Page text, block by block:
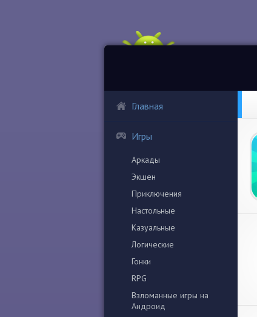
Главная
Игры
Аркады
Экшен
Приключения
Настольные
Казуальные
Логические
Гонки
RPG
Взломанные игры на
Андроид